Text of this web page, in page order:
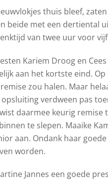
thuis bleef,
beide met een
van twee uur voor
Kariem Droog en
aan het kortste eind.
zou halen. Maar
verdween pas
daarmee keurig
te slepen. Maaike
aan. Ondank haar
worden.
Jannes een goede